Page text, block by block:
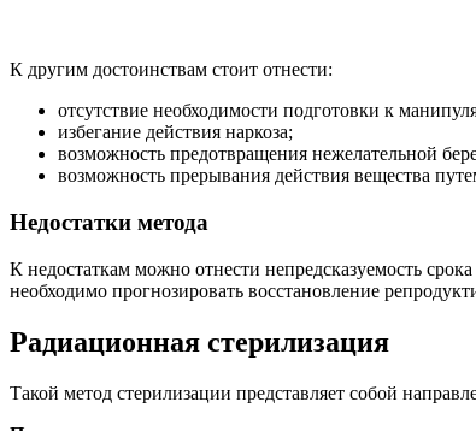
К другим достоинствам стоит отнести:
отсутствие необходимости подготовки к
избегание действия наркоза;
возможность предотвращения нежелательной
возможность прерывания действия вещества
Недостатки метода
К недостаткам можно отнести непредсказуемость
необходимо прогнозировать восстановление
Радиационная стерилизация
Такой метод стерилизации представляет собой